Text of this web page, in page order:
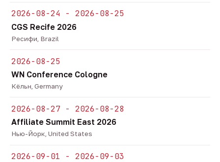
2026-08-24 - 2026-08-25
CGS Recife 2026
Ресифи, Brazil
2026-08-25
WN Conference Cologne
Кёльн, Germany
2026-08-27 - 2026-08-28
Affiliate Summit East 2026
Нью-Йорк, United States
2026-09-01 - 2026-09-03